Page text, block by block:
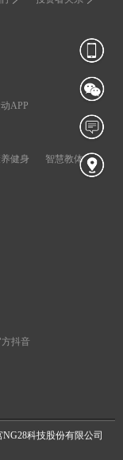
APP
健身 智慧教体
抖音
NG28科技股份有限公司